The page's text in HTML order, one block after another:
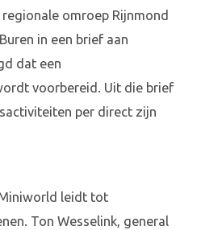
omroep Rijnmond
in een brief aan
dat een
voorbereid. Uit die brief
per direct zijn
leidt tot
Ton Wesselink, general